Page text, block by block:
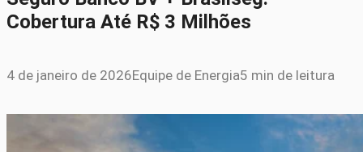
Cobertura Até R$ 3 Milhões
4 de janeiro de 2026Equipe de Energia5 min de leitura